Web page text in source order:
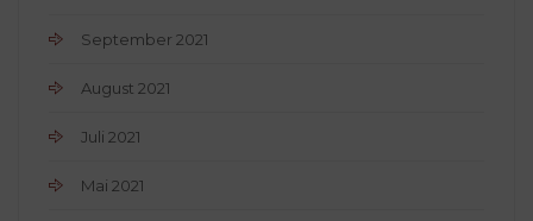
September 2021
August 2021
Juli 2021
Mai 2021